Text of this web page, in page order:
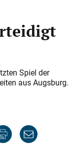
Spiel der
aus Augsburg.